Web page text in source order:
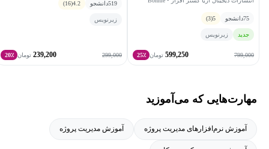
75دانشجو 5
(3)
جدید زیرنویس
799,000
599,250 تومان 25٪
519دانشجو 4.2
(16)
زیرنویس
299,000
239,200 تومان 20٪
مهارت‌هایی که می‌آموزید
آموزش نرم‌افزارهای مدیریت پروژه آموزش مدیریت پروژه